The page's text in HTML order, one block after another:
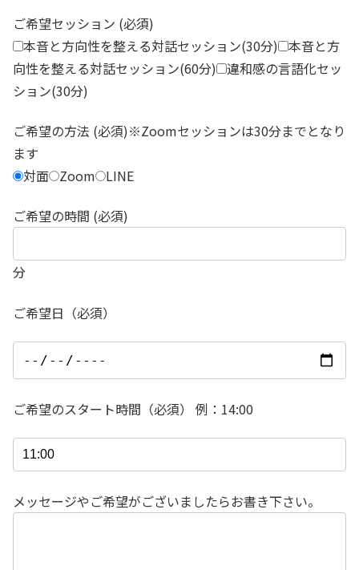
ご希望セッション (必須)
本音と方向性を整える対話セッション(30分) 本音と方
向性を整える対話セッション(60分) 違和感の言語化セッ
ション(30分)
ご希望の方法 (必須)※Zoomセッションは30分までとなり
ます
対面 Zoom LINE
ご希望の時間 (必須)
分
ご希望日（必須）
ご希望のスタート時間（必須） 例：14:00
メッセージやご希望がございましたらお書き下さい。